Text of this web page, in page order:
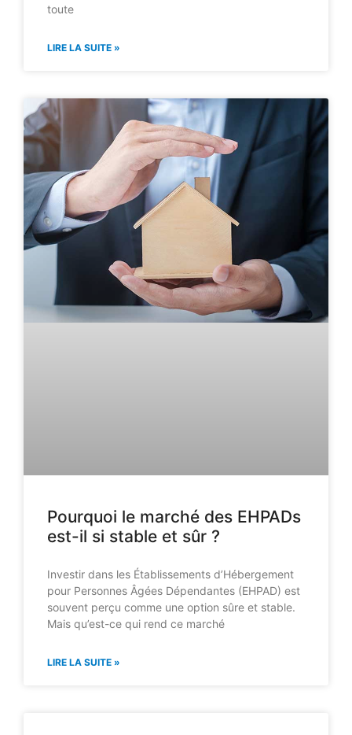
toute
LIRE LA SUITE »
Pourquoi le marché des EHPADs
est-il si stable et sûr ?
Investir dans les Établissements d’Hébergement
pour Personnes Âgées Dépendantes (EHPAD) est
souvent perçu comme une option sûre et stable.
Mais qu’est-ce qui rend ce marché
LIRE LA SUITE »